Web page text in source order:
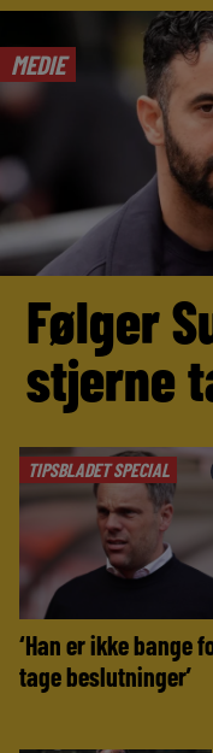
MEDIE
Følger
stjerne
TIPSBLADET SPECIAL
‘Han er ikke bange
tage beslutninger’